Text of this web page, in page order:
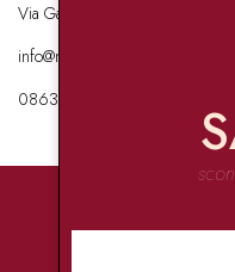
Via Garibaldi 136 67051
info@marynda.com
08631871946